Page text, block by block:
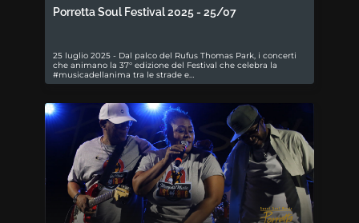
Porretta Soul Festival 2025 - 25/07
25 luglio 2025 - Dal palco del Rufus Thomas Park, i concerti
che animano la 37° edizione del Festival che celebra la
#musicadellanima tra le strade e…